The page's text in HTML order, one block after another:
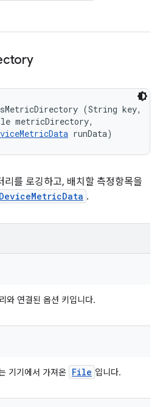
(String key,
metricDirectory,
runData)
리를 로깅하고, 배치할 측정항목을
DeviceMetricData .
와 연결된 옵션 키입니다.
기기에서 가져온 File 입니다.